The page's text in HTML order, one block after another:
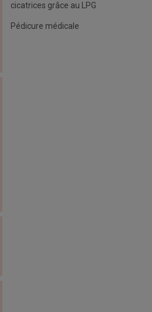
cicatrices grâce au LPG
Pédicure médicale